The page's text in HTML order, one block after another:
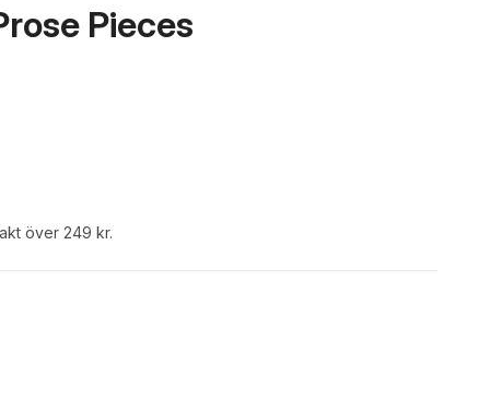
Pieces
över 249 kr.